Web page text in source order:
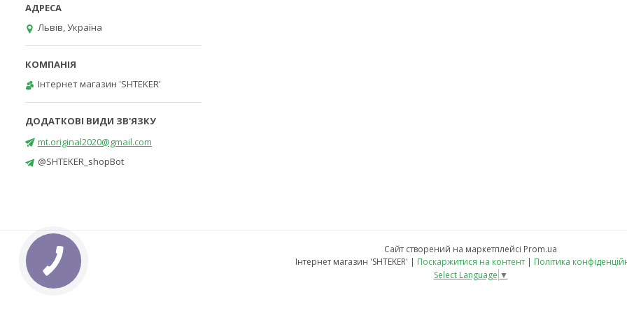
Львів, Україна
Інтернет магазин 'SHTEKER'
mt.original2020@gmail.com
@SHTEKER_shopBot
Сайт створений на маркетплейсі Prom.ua
Інтернет магазин 'SHTEKER' | Поскаржитися на контент | Політика
Select Language ▼